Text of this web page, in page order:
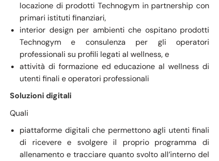
locazione di prodotti Technogym in partnership con
primari istituti finanziari,
interior design per ambienti che ospitano prodotti
Technogym e consulenza per gli operatori
professionali su profili legati al wellness, e
attività di formazione ed educazione al wellness di
utenti finali e operatori professionali
Soluzioni digitali
Quali
piattaforme digitali che permettono agli utenti finali
di ricevere e svolgere il proprio programma di
allenamento e tracciare quanto svolto all’interno del